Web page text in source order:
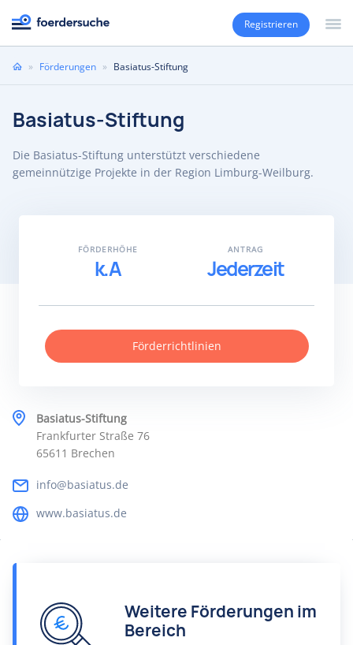
Registrieren
Sie» Förderungen » Basiatus-Stiftung
Basiatus-Stiftung
Die Basiatus-Stiftung unterstützt verschiedene
gemeinnützige Projekte in der Region Limburg-Weilburg.
Basiatus-Stiftung
Frankfurter Straße 76
65611 Brechen
info@basiatus.de
www.basiatus.de
FÖRDERHÖHE
k.A
ANTRAG
Jederzeit
Förderrichtlinien
Weitere Förderungen im
Bereich